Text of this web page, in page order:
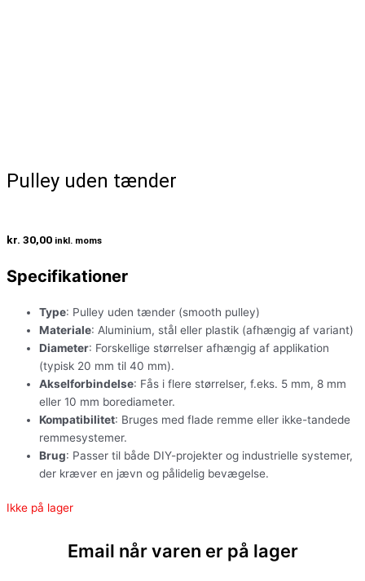
Pulley uden tænder
kr. 30,00 inkl. moms
Specifikationer
Type: Pulley uden tænder (smooth pulley)
Materiale: Aluminium, stål eller plastik (afhængig af variant)
Diameter: Forskellige størrelser afhængig af applikation
(typisk 20 mm til 40 mm).
Akselforbindelse: Fås i flere størrelser, f.eks. 5 mm, 8 mm
eller 10 mm borediameter.
Kompatibilitet: Bruges med flade remme eller ikke-tandede
remmesystemer.
Brug: Passer til både DIY-projekter og industrielle systemer,
der kræver en jævn og pålidelig bevægelse.
Ikke på lager
Email når varen er på lager